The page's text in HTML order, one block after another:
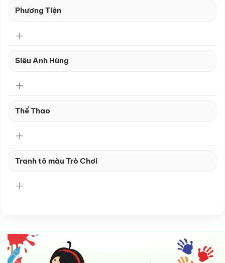
Phương Tiện
Siêu Anh Hùng
Thể Thao
Tranh tô màu Trò Chơi